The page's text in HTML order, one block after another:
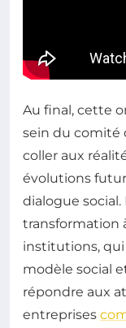
Au final, cette
sein du comité
coller aux
évolutions
dialogue social.
transformation
institutions,
modèle social
répondre aux
entreprises